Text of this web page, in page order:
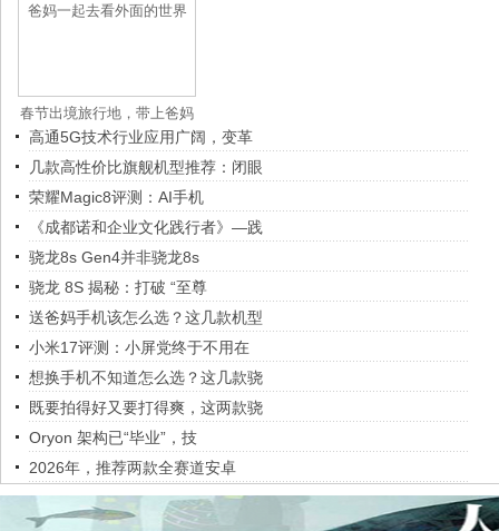
春节出境旅行地，带上爸妈
一起去
高通5G技术行业应用广阔，变革
几款高性价比旗舰机型推荐：闭眼
荣耀Magic8评测：AI手机
《成都诺和企业文化践行者》—践
骁龙8s Gen4并非骁龙8s
骁龙 8S 揭秘：打破 “至尊
送爸妈手机该怎么选？这几款机型
小米17评测：小屏党终于不用在
想换手机不知道怎么选？这几款骁
既要拍得好又要打得爽，这两款骁
Oryon 架构已“毕业”，技
2026年，推荐两款全赛道安卓